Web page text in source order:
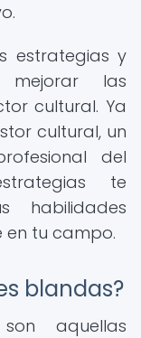
estrategias y
mejorar las
cultural. Ya
cultural, un
del
te
habilidades
en tu campo.
blandas?
aquellas